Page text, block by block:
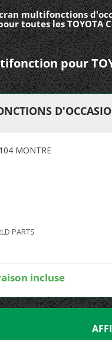
multifonctions
toutes les TOYOTA
pour
MONTRE
PARTS
incluse